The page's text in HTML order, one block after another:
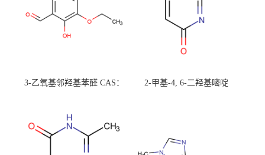
3-乙氧基邻羟基苯醛 CAS：
校可先用后付
2-甲基-4, 6-二羟基嘧啶